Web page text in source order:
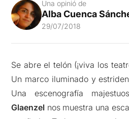
Una opinió de
Alba Cuenca
29/07/2018
Se abre el telón (¡viva los
Un marco iluminado y
Una escenografía
Glaenzel nos muestra una